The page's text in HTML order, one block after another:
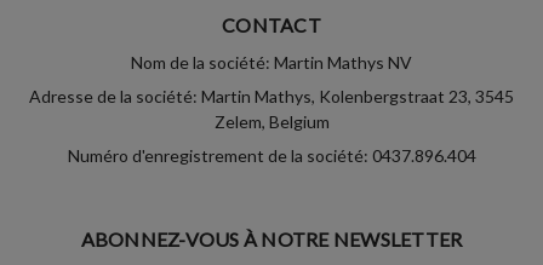
CONTACT
Nom de la société: Martin Mathys NV
Adresse de la société: Martin Mathys, Kolenbergstraat 23, 3545
Zelem, Belgium
Numéro d'enregistrement de la société: 0437.896.404
ABONNEZ-VOUS À NOTRE NEWSLETTER